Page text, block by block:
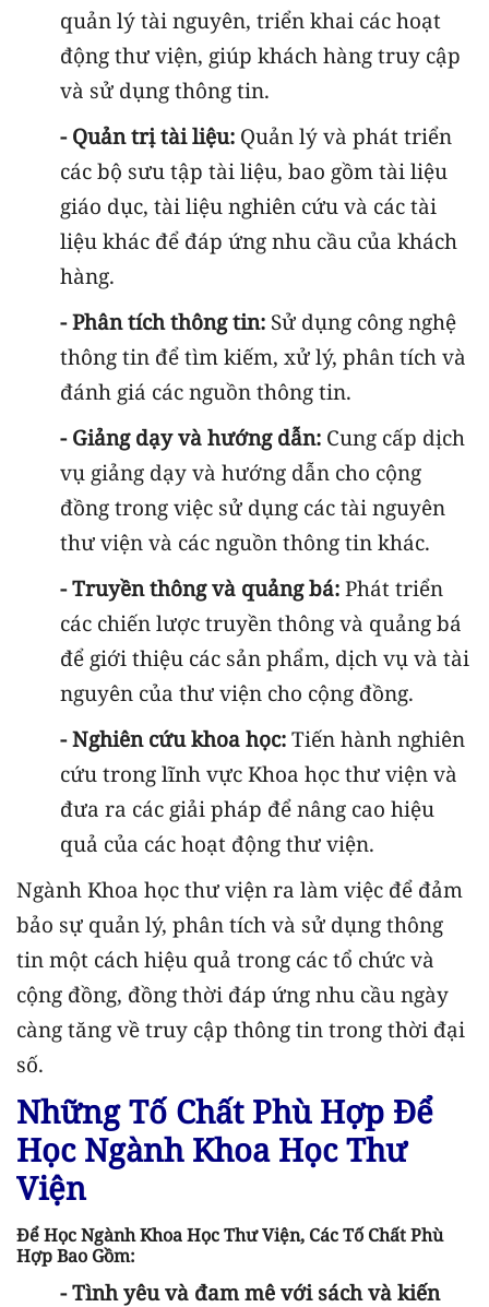
quản lý tài nguyên, triển khai các hoạt
động thư viện, giúp khách hàng truy cập
và sử dụng thông tin.
- Quản trị tài liệu: Quản lý và phát triển
các bộ sưu tập tài liệu, bao gồm tài liệu
giáo dục, tài liệu nghiên cứu và các tài
liệu khác để đáp ứng nhu cầu của khách
hàng.
- Phân tích thông tin: Sử dụng công nghệ
thông tin để tìm kiếm, xử lý, phân tích và
đánh giá các nguồn thông tin.
- Giảng dạy và hướng dẫn: Cung cấp dịch
vụ giảng dạy và hướng dẫn cho cộng
đồng trong việc sử dụng các tài nguyên
thư viện và các nguồn thông tin khác.
- Truyền thông và quảng bá: Phát triển
các chiến lược truyền thông và quảng bá
để giới thiệu các sản phẩm, dịch vụ và tài
nguyên của thư viện cho cộng đồng.
- Nghiên cứu khoa học: Tiến hành nghiên
cứu trong lĩnh vực Khoa học thư viện và
đưa ra các giải pháp để nâng cao hiệu
quả của các hoạt động thư viện.
Ngành Khoa học thư viện ra làm việc để đảm
bảo sự quản lý, phân tích và sử dụng thông
tin một cách hiệu quả trong các tổ chức và
cộng đồng, đồng thời đáp ứng nhu cầu ngày
càng tăng về truy cập thông tin trong thời đại
số.
Những Tố Chất Phù Hợp Để
Học Ngành Khoa Học Thư
Viện
Để Học Ngành Khoa Học Thư Viện, Các Tố Chất Phù
Hợp Bao Gồm:
- Tình yêu và đam mê với sách và kiến